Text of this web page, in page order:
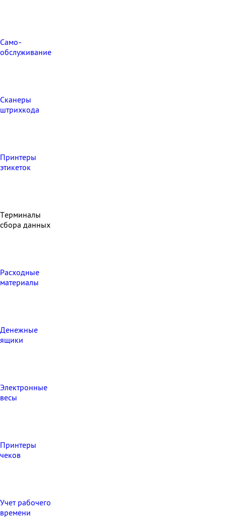
Само-
обслуживание
Сканеры
штрихкода
Принтеры
этикеток
Терминалы
сбора данных
Расходные
материалы
Денежные
ящики
Электронные
весы
Принтеры
чеков
Учет рабочего
времени